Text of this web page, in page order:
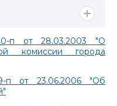
п от 28.03.2003 "О
комиссии города
п от 23.06.2006 "Об